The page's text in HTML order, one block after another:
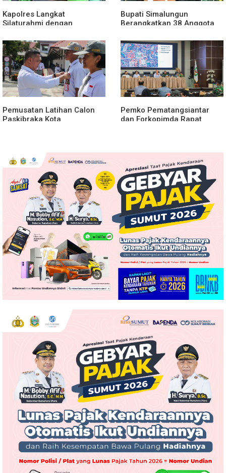
Kapolres Langkat
Silaturahmi dengan
Bupati Simalungun
Berangkatkan 38 Anggota
2026
Pemusatan Latihan Calon
Paskibraka Kota
Pemko Pematangsiantar
dan Forkopimda Rapat